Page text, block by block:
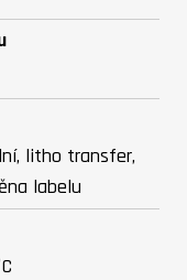
litho transfer,
labelu